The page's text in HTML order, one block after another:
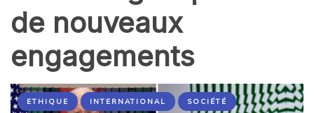
de nouveaux
engagements
ETHIQUE INTERNATIONAL SOCIÉTÉ